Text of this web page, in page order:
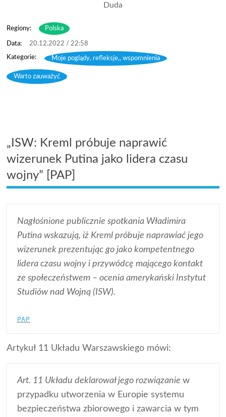
Duda
Regiony: Polska
20.12.2022 / 22:58
Moje poglądy, refleksje,, wspomnienia
Warto zauważyć
„ISW: Kreml próbuje naprawić
wizerunek Putina jako lidera czasu
wojny” [PAP]
Nagłośnione publicznie spotkania Władimira
Putina wskazują, iż Kreml próbuje naprawiać jego
wizerunek prezentując go jako kompetentnego
lidera czasu wojny i przywódcę mającego kontakt
ze społeczeństwem – ocenia amerykański Instytut
Studiów nad Wojną (ISW).
PAP
Artykuł 11 Układu Warszawskiego mówi:
Art. 11 Układu deklarował jego rozwiązaniew
przypadku utworzenia w Europie systemu
bezpieczeństwa zbiorowego i zawarcia w tym